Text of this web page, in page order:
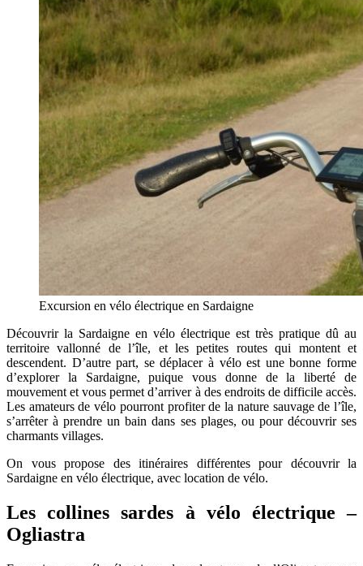
Excursion en vélo électrique en Sardaigne
Découvrir la Sardaigne en vélo électrique est très pratique dû au
territoire vallonné de l’île, et les petites routes qui montent et
descendent. D’autre part, se déplacer à vélo est une bonne forme
d’explorer la Sardaigne, puique vous donne de la liberté de
mouvement et vous permet d’arriver à des endroits de difficile accès.
Les amateurs de vélo pourront profiter de la nature sauvage de l’île,
s’arrêter à prendre un bain dans ses plages, ou pour découvrir ses
charmants villages.
On vous propose des itinéraires différentes pour découvrir la
Sardaigne en vélo électrique, avec location de vélo.
Les collines sardes à vélo électrique –
Ogliastra